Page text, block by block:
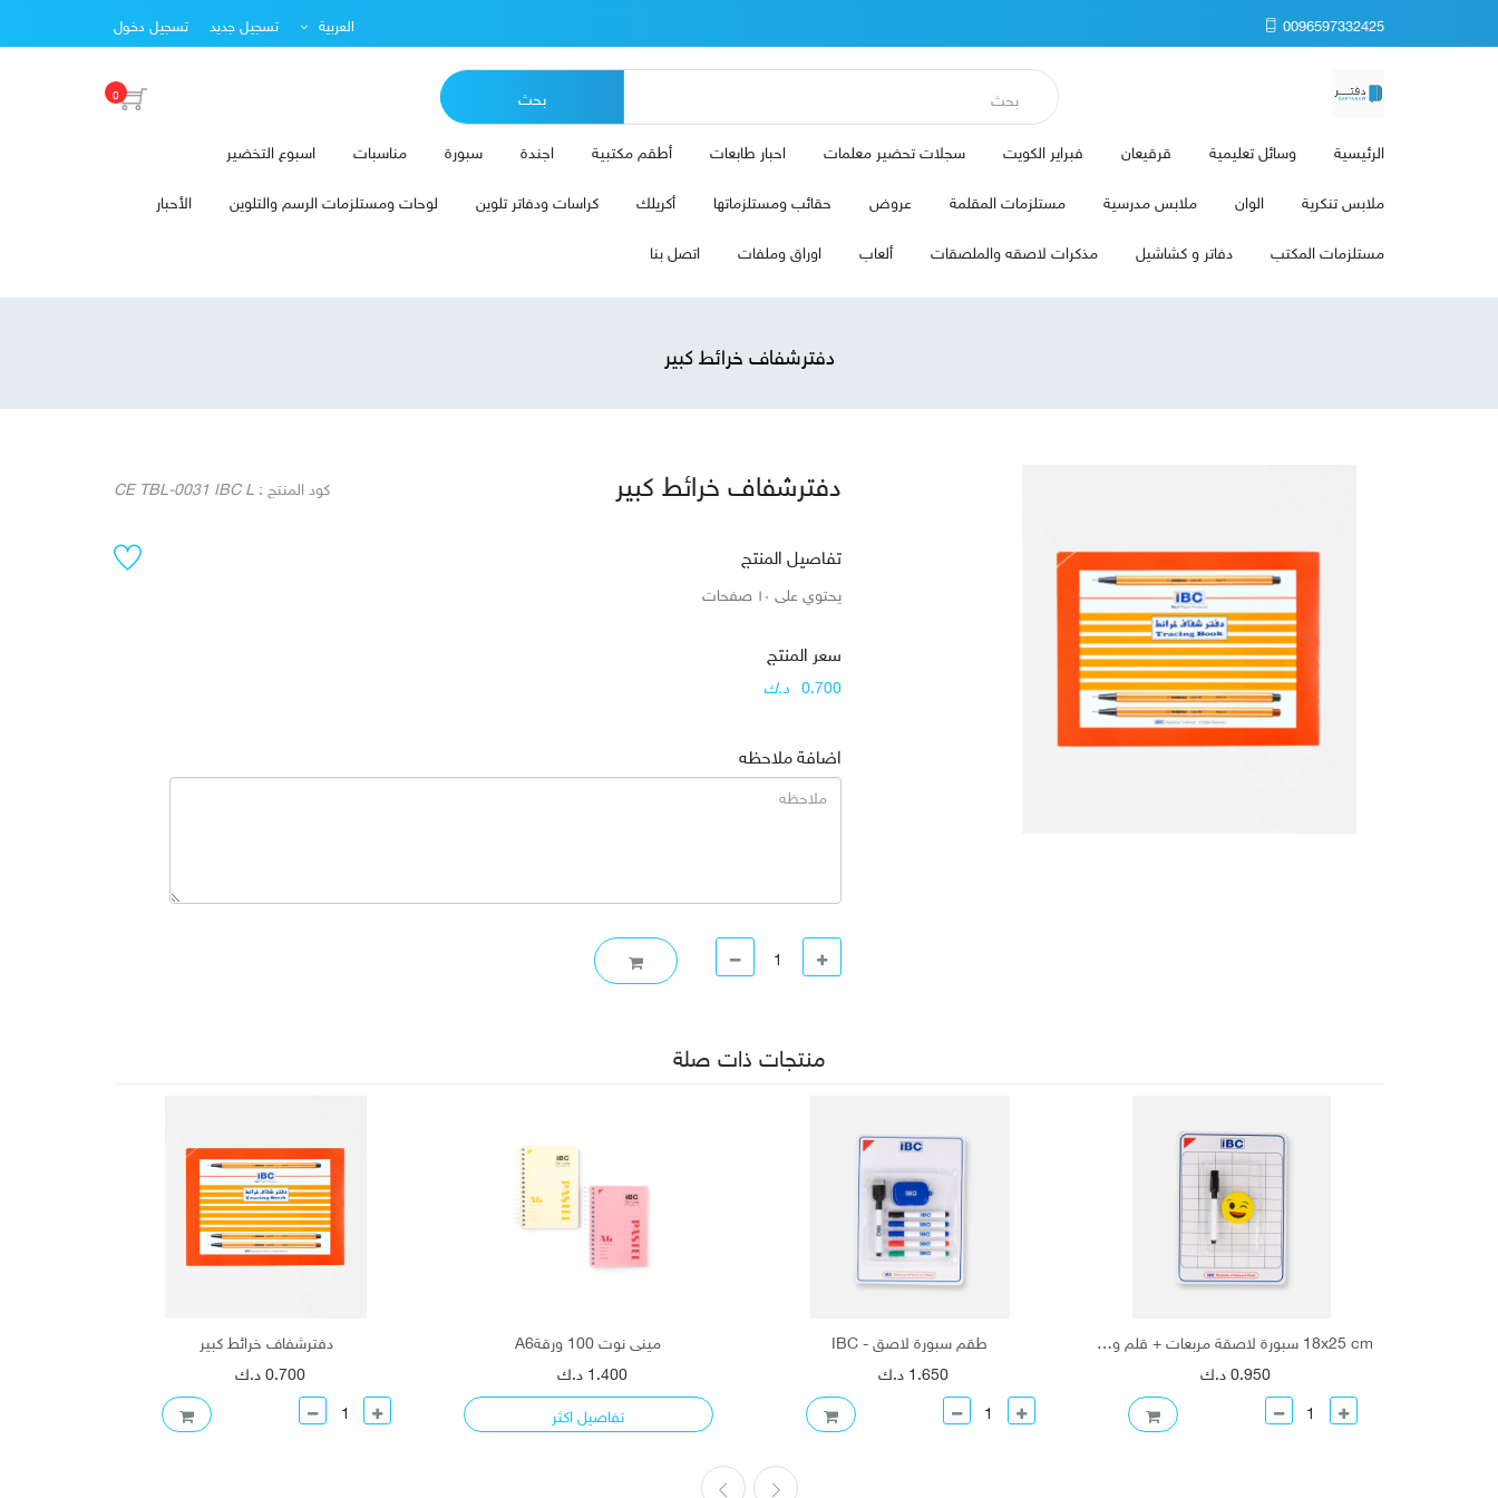
العربية تسجيل جديد تسجيل دخول 0096597332425
بحث 0
الرئيسية وسائل تعليمية قرقيعان فبراير الكويت سجلات تحضير معلمات احبار طابعات أطقم مكتبية اجندة سبورة مناسبات
اسبوع التخضير
ملابس تنكرية
الوان ملابس مدرسية مستلزمات المقلمة عروض حقائب ومستلزماتها أكريلك كراسات ودفاتر تلوين لوحات ومستلزمات الرسم والتلوين
الأحبار
مستلزمات المكتب
دفاتر و كشاشيل مذكرات لاصقه والملصقات ألعاب اوراق وملفات اتصل بنا
دفترشفاف خرائط كبير
دفترشفاف خرائط كبير كود المنتج : CE TBL-0031 IBC L
تفاصيل المنتج
يحتوي على ١٠ صفحات
سعر المنتج
0.700 د.ك
اضافة ملاحظه
منتجات ذات صلة
18x25 cm سبورة لاصقة مربعات + قلم وممحاة
0.950 د.ك
طقم سبورة لاصق - IBC
1.650 د.ك
ميني نوت 100 ورقةA6
1.400 د.ك
تفاصيل اكثر
دفترشفاف خرائط كبير
0.700 د.ك